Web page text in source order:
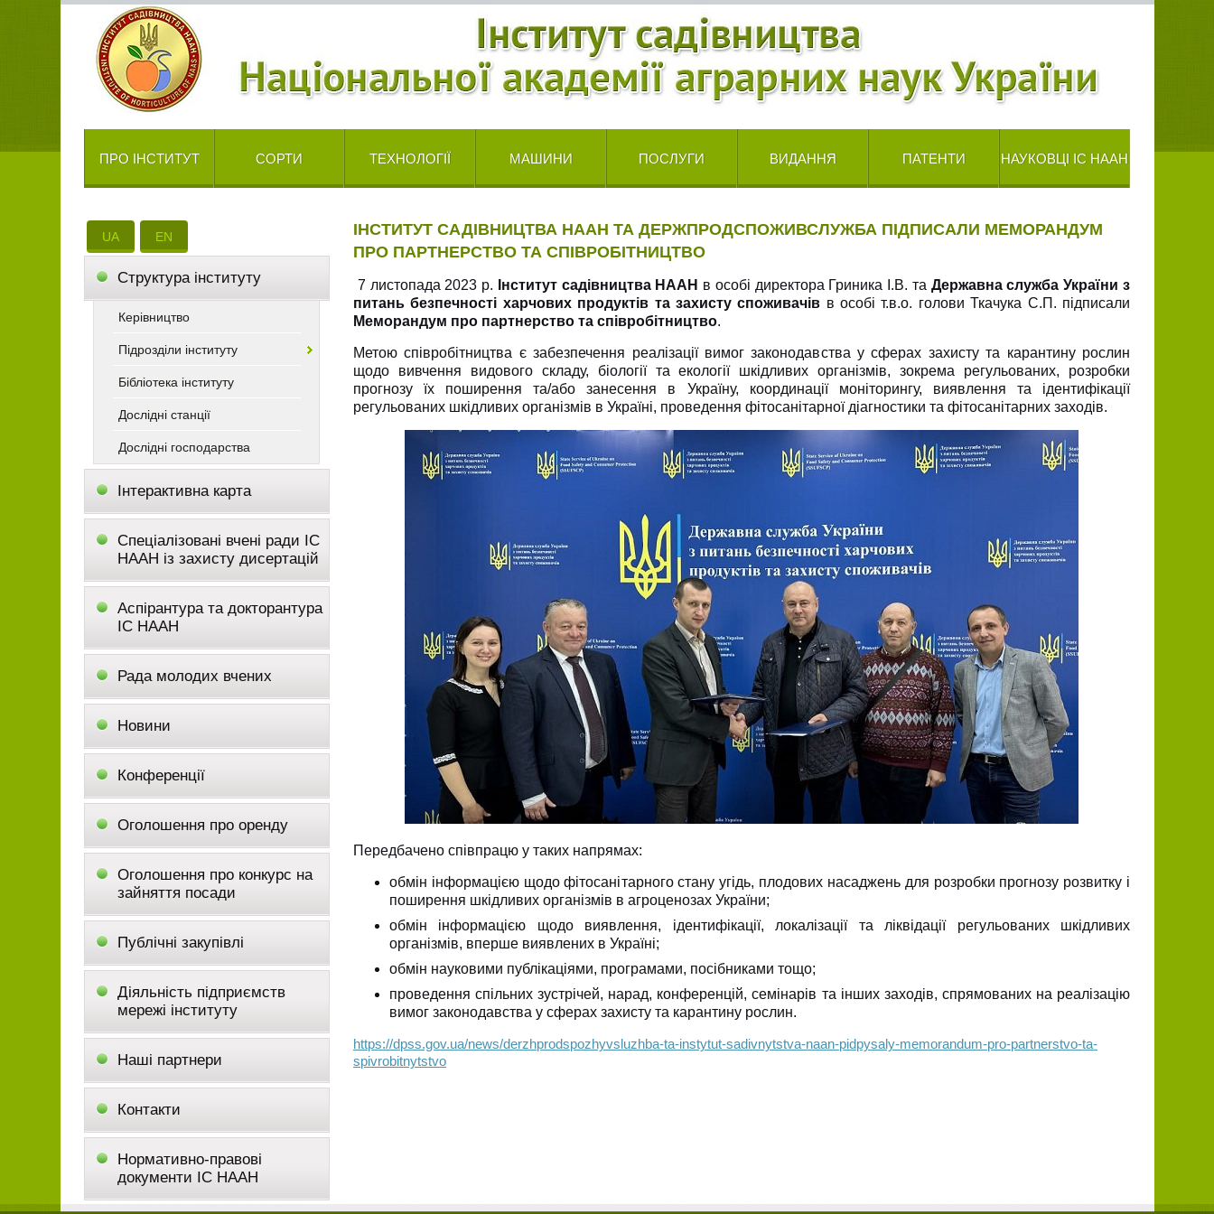
ПРО ІНСТИТУТ СОРТИ ТЕХНОЛОГІЇ МАШИНИ ПОСЛУГИ ВИДАННЯ ПАТЕНТИ НАУКОВЦІ ІС НААН
UA EN
Cтруктура інституту
Керівництво
Підрозділи інституту
Бібліотека інституту
Дослідні станції
Дослідні господарства
Інтерактивна карта
Спеціалізовані вчені ради ІС
НААН із захисту дисертацій
Аспірантура та докторантура
ІС НААН
Рада молодих вчених
Новини
Конференції
Оголошення про оренду
Оголошення про конкурс на
зайняття посади
Публічні закупівлі
Діяльність підприємств
мережі інституту
Наші партнери
Контакти
Нормативно-правові
документи ІС НААН
ІНСТИТУТ САДІВНИЦТВА НААН ТА ДЕРЖПРОДСПОЖИВСЛУЖБА ПІДПИСАЛИ МЕМОРАНДУМ
ПРО ПАРТНЕРСТВО ТА СПІВРОБІТНИЦТВО
7 листопада 2023 р. Інститут садівництва НААН в особі директора Гриника І.В. та Державна служба України з
питань безпечності харчових продуктів та захисту споживачів в особі т.в.о. голови Ткачука С.П. підписали
Меморандум про партнерство та співробітництво.
Метою співробітництва є забезпечення реалізації вимог законодавства у сферах захисту та карантину рослин
щодо вивчення видового складу, біології та екології шкідливих організмів, зокрема регульованих, розробки
прогнозу їх поширення та/або занесення в Україну, координації моніторингу, виявлення та ідентифікації
регульованих шкідливих організмів в Україні, проведення фітосанітарної діагностики та фітосанітарних заходів.
Передбачено співпрацю у таких напрямах:
обмін інформацією щодо фітосанітарного стану угідь, плодових насаджень для розробки прогнозу розвитку і
поширення шкідливих організмів в агроценозах України;
обмін інформацією щодо виявлення, ідентифікації, локалізації та ліквідації регульованих шкідливих
організмів, вперше виявлених в Україні;
обмін науковими публікаціями, програмами, посібниками тощо;
проведення спільних зустрічей, нарад, конференцій, семінарів та інших заходів, спрямованих на реалізацію
вимог законодавства у сферах захисту та карантину рослин.
https://dpss.gov.ua/news/derzhprodspozhyvsluzhba-ta-instytut-sadivnytstva-naan-pidpysaly-memorandum-pro-partnerstvo-ta-
spivrobitnytstvo